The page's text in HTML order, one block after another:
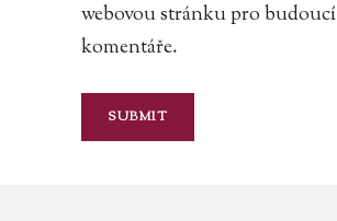
webovou stránku pro budoucí
komentáře.